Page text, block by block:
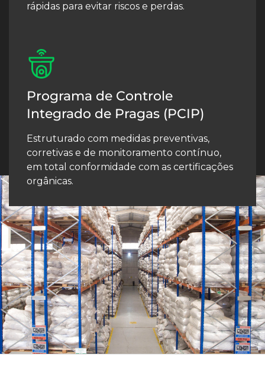
rápidas para evitar riscos e perdas.
Programa de Controle
Integrado de Pragas (PCIP)
Estruturado com medidas preventivas,
corretivas e de monitoramento contínuo,
em total conformidade com as certificações
orgânicas.